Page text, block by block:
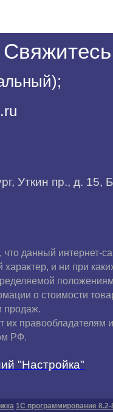
Уткин пр., д. 15,
данный интернет-
и ни при
о стоимости
продаж.
их правообладателям
РФ.
"Настройка"
1С программирование 8.2-